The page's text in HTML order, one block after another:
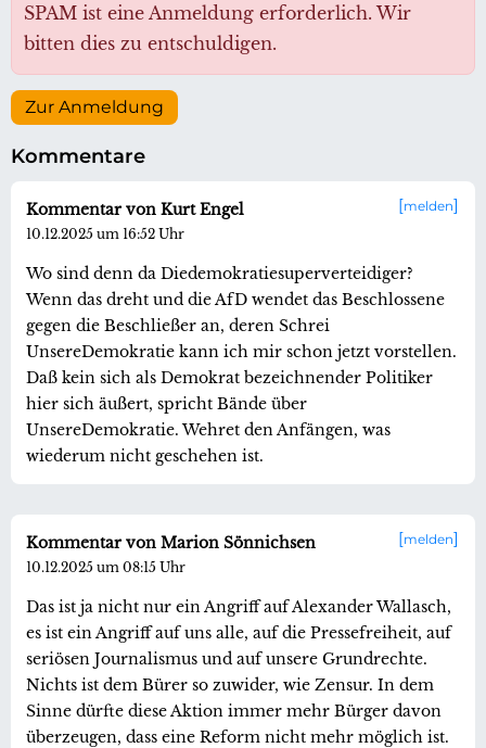
SPAM ist eine Anmeldung erforderlich. Wir
bitten dies zu entschuldigen.
Zur Anmeldung
Kommentare
melden
Kommentar von Kurt Engel
10.12.2025 um 16:52 Uhr
Wo sind denn da Diedemokratiesuperverteidiger?
Wenn das dreht und die AfD wendet das Beschlossene
gegen die Beschließer an, deren Schrei
UnsereDemokratie kann ich mir schon jetzt vorstellen.
Daß kein sich als Demokrat bezeichnender Politiker
hier sich äußert, spricht Bände über
UnsereDemokratie. Wehret den Anfängen, was
wiederum nicht geschehen ist.
melden
Kommentar von Marion Sönnichsen
10.12.2025 um 08:15 Uhr
Das ist ja nicht nur ein Angriff auf Alexander Wallasch,
es ist ein Angriff auf uns alle, auf die Pressefreiheit, auf
seriösen Journalismus und auf unsere Grundrechte.
Nichts ist dem Bürer so zuwider, wie Zensur. In dem
Sinne dürfte diese Aktion immer mehr Bürger davon
überzeugen, dass eine Reform nicht mehr möglich ist.